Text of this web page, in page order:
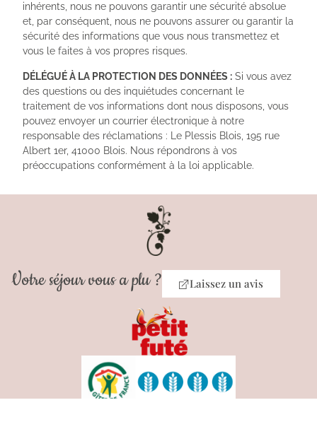
inhérents, nous ne pouvons garantir une sécurité absolue
et, par conséquent, nous ne pouvons assurer ou garantir la
sécurité des informations que vous nous transmettez et
vous le faites à vos propres risques.
DÉLÉGUÉ À LA PROTECTION DES DONNÉES : Si vous avez
des questions ou des inquiétudes concernant le
traitement de vos informations dont nous disposons, vous
pouvez envoyer un courrier électronique à notre
responsable des réclamations : Le Plessis Blois, 195 rue
Albert 1er, 41000 Blois. Nous répondrons à vos
préoccupations conformément à la loi applicable.
Votre séjour vous a plu ? Laissez un avis